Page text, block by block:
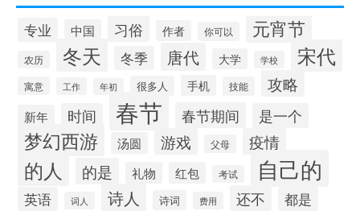
专业 中国 习俗 作者 你可以 元宵节
农历 冬天 冬季 唐代 大学 学校 宋代
寓意 工作 年初 很多人 手机 技能 攻略
新年 时间 春节 春节期间 是一个
梦幻西游 汤圆 游戏 父母 疫情
的人 的是 礼物 红包 考试 自己的
英语 词人 诗人 诗词 费用 还不 都是